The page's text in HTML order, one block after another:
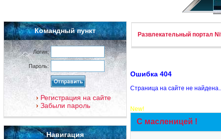
Командный пункт
Логин:
Пароль:
Регистрация на сайте
Забыли пароль
Навигация
Развлекательный портал
Ошибка 404
Страница на сайте не
New!
С масленицей !